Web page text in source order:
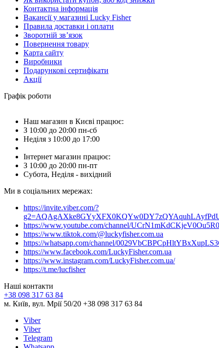
Контактна інформація
Вакансії у магазині Lucky Fisher
Правила доставки і оплати
Зворотній зв’язок
Повернення товару
Карта сайту
Виробники
Подарункові сертифікати
Акції
Графік роботи
Наш магазин в Києві працює:
З 10:00 до 20:00 пн-сб
Неділя з 10:00 до 17:00
Інтернет магазин працює:
З 10:00 до 20:00 пн-пт
Субота, Неділя - вихідний
Ми в соціальних мережах:
https://invite.viber.com/?
https://www.youtube.com/channel/
https://www.tiktok.com/@luckyfisher.com.ua
https://whatsapp.com/channel/
https://www.facebook.com/LuckyFisher.com.ua
https://www.instagram.com/LuckyFisher.com.ua/
https://t.me/lucfisher
Наші контакти
+38 098 317 63 84
м. Київ, вул. Мрії 50/20 +38 098 317 63 84
Viber
Viber
Telegram